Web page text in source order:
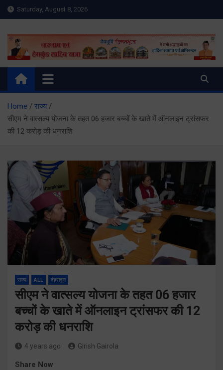
Skip
to
Saturday, August 8, 2026
Meru Raibar | Uttarakhand
News | Uttarkashi News
meruraibar.com
Home
राज्य
सीएम ने वात्सल्य योजना के तहत 06 हजार बच्चों के खाते में ऑनलाइन ट्रांसफर
की 12 करोड़ की धनराशि
राज्य ALL देहरादून
सीएम ने वात्सल्य योजना के तहत 06 हजार
बच्चों के खाते में ऑनलाइन ट्रांसफर की 12
करोड़ की धनराशि
4 years ago Girish Gairola
Share Now